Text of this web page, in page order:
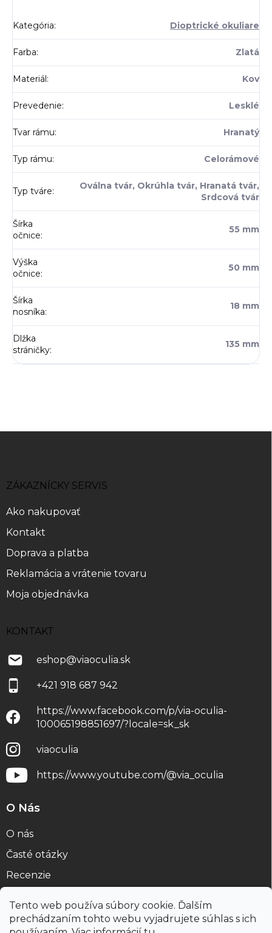
Tento web používa súbory cookie. Ďalším
prechádzaním tohto webu vyjadrujete súhlas s ich
Kategória: Dioptrické okuliare
Farba: Zlatá
Materiál: Kov
Prevedenie: Lesklé
Tvar rámu: Hranatý
Typ rámu: Celorámové
Typ tváre:
Oválna tvár, Okrúhla tvár, Hranatá tvár,
Srdcová tvár
Šírka
očnice:
55 mm
Výška
očnice:
50 mm
Šírka
nosníka:
18 mm
Dlžka
stráničky:
135 mm
e
ZÁKAZNÍCKY SERVIS
Ako nakupovať
Kontakt
Doprava a platba
Reklamácia a vrátenie tovaru
Moja objednávka
KONTAKT
eshop@viaoculia.sk
+421 918 687 942
https://www.facebook.com/p/via-oculia-
100065198851697/?locale=sk_sk
viaoculia
https://www.youtube.com/@via_oculia
O Nás
O nás
Časté otázky
Recenzie